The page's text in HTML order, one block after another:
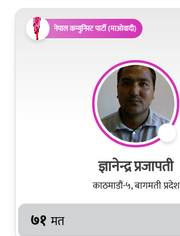
नेपाल कम्युनिस्ट पार्टी (माओवादी)
ज्ञानेन्द्र प्रजापती
काठमाडौं-५, बागमती प्रदेश
७१ मत